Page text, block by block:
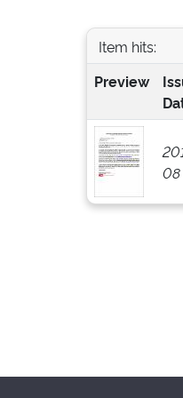
Item hits:
Preview
08